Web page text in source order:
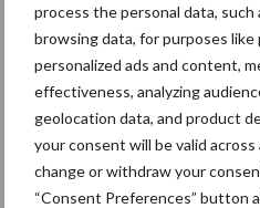
process the personal data, such
browsing data, for purposes
personalized ads and content,
effectiveness, analyzing
geolocation data, and product
your consent will be valid across
change or withdraw your
“Consent Preferences” button
De PZ 3015 wordt in 2023
wordt: €17.094,-
Bron: Reesink Agri
Aanbevolen voor